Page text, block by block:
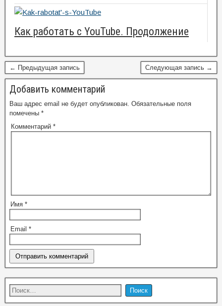
Как работать с YouTube. Продолжение
← Предыдущая запись Следующая запись →
Добавить комментарий
Ваш адрес email не будет опубликован. Обязательные поля
помечены *
Комментарий *
Имя *
Email *